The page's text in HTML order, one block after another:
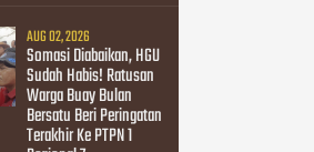
AUG 02, 2026
Somasi Diabaikan, HGU
Sudah Habis! Ratusan
Warga Buay Bulan
Bersatu Beri Peringatan
Terakhir Ke PTPN 1